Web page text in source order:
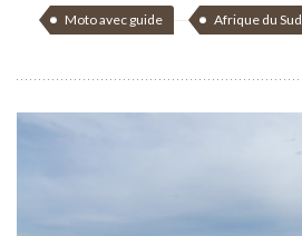
Moto avec guide Afrique du Sud